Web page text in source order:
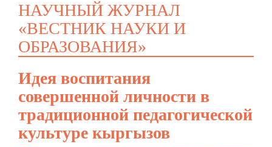
НАУЧНЫЙ ЖУРНАЛ
«ВЕСТНИК НАУКИ И
ОБРАЗОВАНИЯ»
Идея воспитания
совершенной личности в
традиционной педагогической
культуре кыргызов